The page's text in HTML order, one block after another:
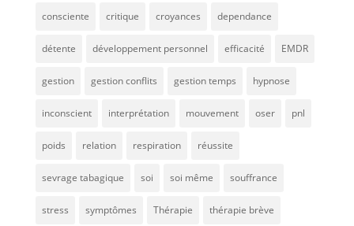
consciente critique croyances dependance
détente développement personnel efficacité EMDR
gestion gestion conflits gestion temps hypnose
inconscient interprétation mouvement oser pnl
poids relation respiration réussite
sevrage tabagique soi soi même souffrance
stress symptômes Thérapie thérapie brève